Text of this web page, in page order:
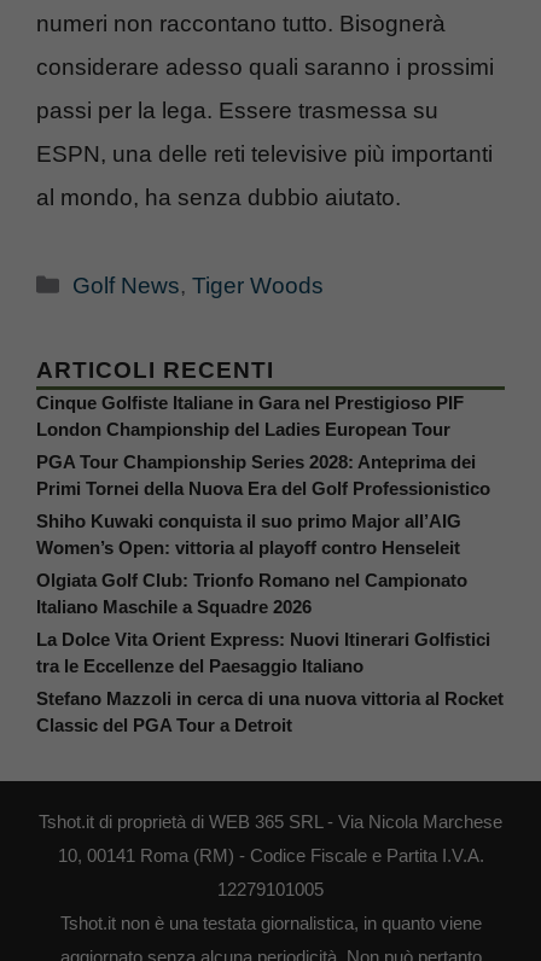
numeri non raccontano tutto. Bisognerà
considerare adesso quali saranno i prossimi
passi per la lega. Essere trasmessa su
ESPN, una delle reti televisive più importanti
al mondo, ha senza dubbio aiutato.
Categorie
Golf News,Tiger Woods
ARTICOLI RECENTI
Cinque Golfiste Italiane in Gara nel Prestigioso PIF
London Championship del Ladies European Tour
PGA Tour Championship Series 2028: Anteprima dei
Primi Tornei della Nuova Era del Golf Professionistico
Shiho Kuwaki conquista il suo primo Major all’AIG
Women’s Open: vittoria al playoff contro Henseleit
Olgiata Golf Club: Trionfo Romano nel Campionato
Italiano Maschile a Squadre 2026
La Dolce Vita Orient Express: Nuovi Itinerari Golfistici
tra le Eccellenze del Paesaggio Italiano
Stefano Mazzoli in cerca di una nuova vittoria al Rocket
Classic del PGA Tour a Detroit
Tshot.it di proprietà di WEB 365 SRL - Via Nicola Marchese
10, 00141 Roma (RM) - Codice Fiscale e Partita I.V.A.
12279101005
Tshot.it non è una testata giornalistica, in quanto viene
aggiornato senza alcuna periodicità. Non può pertanto